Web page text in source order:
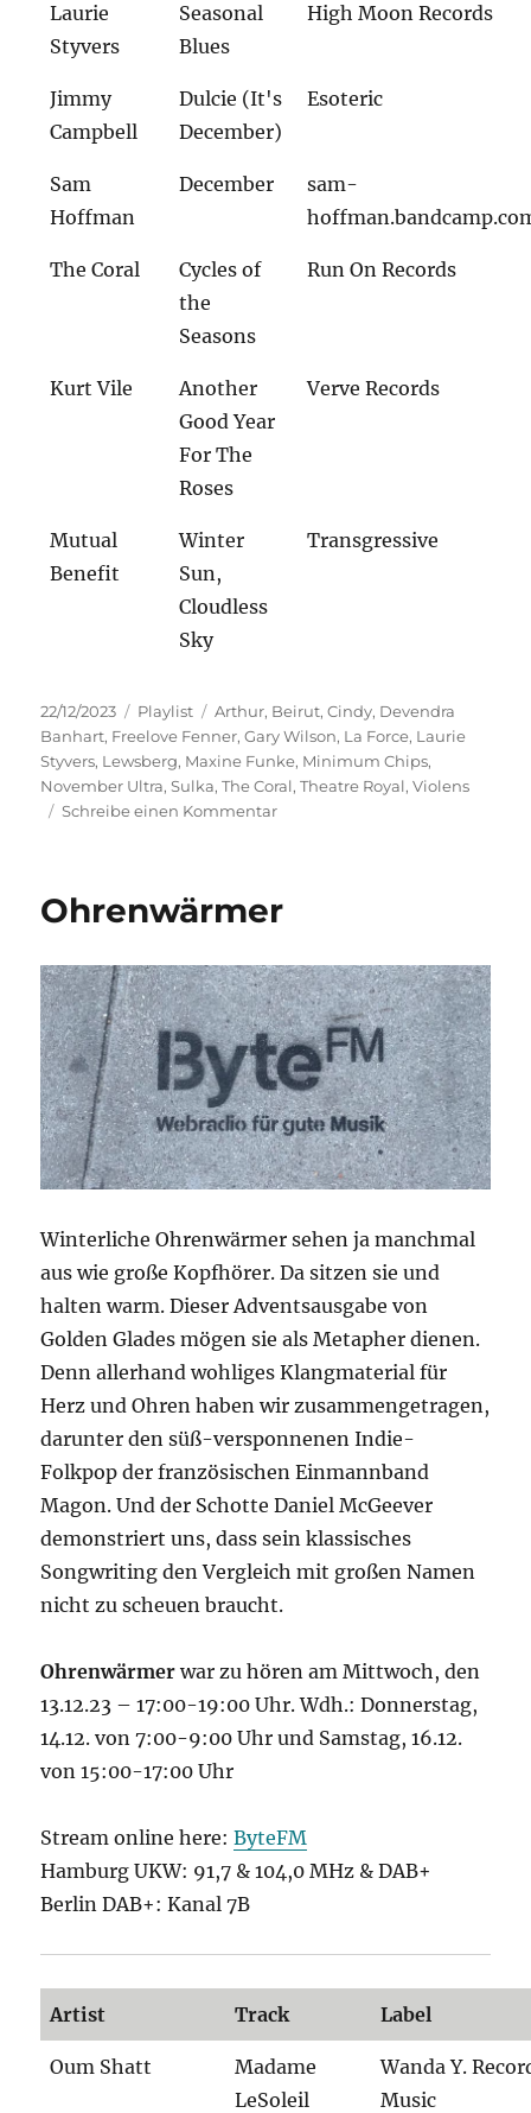
Laurie
Styvers
Seasonal
Blues
High Moon Records
Jimmy
Campbell
Dulcie (It's
December)
Esoteric
Sam
Hoffman
December
sam-
The Coral
Cycles of
the
Seasons
Run On Records
Kurt Vile
Another
Good Year
For The
Roses
Verve Records
Mutual
Benefit
Winter
Sun,
Cloudless
Sky
Transgressive
Veröffentlicht
am
22/12/2023 Kategorien
Playlist Schlagwörter
Arthur, Beirut,Cindy, Devendra
Banhart, Freelove Fenner,Gary Wilson, La Force, Laurie
Styvers, Lewsberg, Maxine Funke, Minimum Chips,
November Ultra,Sulka,The Coral,Theatre Royal,Violens
Schreibe einen Kommentarzu
Jahr
Ohrenwärmer
Winterliche Ohrenwärmer sehen ja manchmal
aus wie große Kopfhörer. Da sitzen sie und
halten warm. Dieser Adventsausgabe von
Golden Glades mögen sie als Metapher dienen.
Denn allerhand wohliges Klangmaterial für
Herz und Ohren haben wir zusammengetragen,
darunter den süß-versponnenen Indie-
Folkpop der französischen Einmannband
Magon. Und der Schotte Daniel McGeever
demonstriert uns, dass sein klassisches
Songwriting den Vergleich mit großen Namen
nicht zu scheuen braucht.
Ohrenwärmer war zu hören am Mittwoch, den
13.12.23 – 17:00-19:00 Uhr. Wdh.: Donnerstag,
14.12. von 7:00-9:00 Uhr und Samstag, 16.12.
von 15:00-17:00 Uhr
Stream online here:ByteFM
Hamburg UKW: 91,7 & 104,0 MHz & DAB+
Berlin DAB+: Kanal 7B
Artist Track Label
Oum Shatt
Madame
LeSoleil
Wanda Y.
Music